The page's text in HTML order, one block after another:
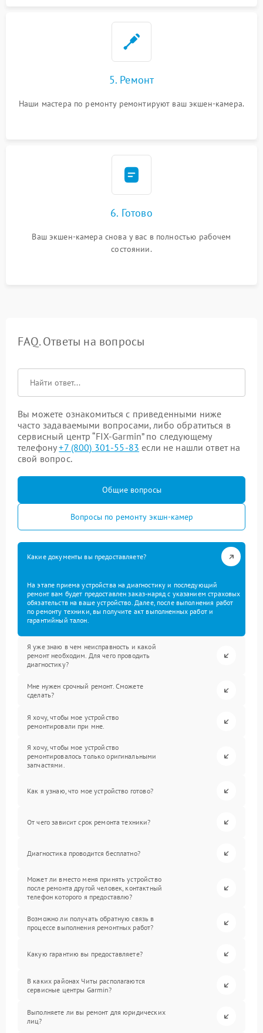
5. Ремонт
Наши мастера по ремонту ремонтируют ваш экшен-камера.
6. Готово
Ваш экшен-камера снова у вас в полностью рабочем
состоянии.
FAQ. Ответы на вопросы
Вы можете ознакомиться с приведенными ниже
часто задаваемыми вопросами, либо обратиться в
сервисный центр “FIX-Garmin” по следующему
телефону+7 (800) 301-55-83 если не нашли ответ на
свой вопрос.
Общие вопросы
Вопросы по ремонту экшн-камер
Какие документы вы предоставляете?
На этапе приема устройства на диагностику и последующий
ремонт вам будет предоставлен заказ-наряд с указанием страховых
обязательств на ваше устройство. Далее, после выполнения работ
по ремонту техники, вы получите акт выполненных работ и
гарантийный талон.
Я уже знаю в чем неисправность и какой
ремонт необходим. Для чего проводить
диагностику?
Мне нужен срочный ремонт. Сможете
сделать?
Я хочу, чтобы мое устройство
ремонтировали при мне.
Я хочу, чтобы мое устройство
ремонтировалось только оригинальными
запчастями.
Как я узнаю, что мое устройство готово?
От чего зависит срок ремонта техники?
Диагностика проводится бесплатно?
Может ли вместо меня принять устройство
после ремонта другой человек, контактный
телефон которого я предоставлю?
Возможно ли получать обратную связь в
процессе выполнения ремонтных работ?
Какую гарантию вы предоставляете?
В каких районах Читы располагаются
сервисные центры Garmin?
Выполняете ли вы ремонт для юридических
лиц?